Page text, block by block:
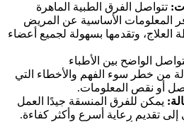
تتواصل الفرق الطبية الماهرة
المعلومات الأساسية عن المريض
العلاج، وتقدمها بسهولة لجميع أعضاء
الواضح بين الأطباء
من خطر سوء الفهم والأخطاء التي
أو نقص المعلومات.
يمكن للفرق المنسقة جيدًا العمل
تقديم رعاية أسرع وأكثر كفاءة.